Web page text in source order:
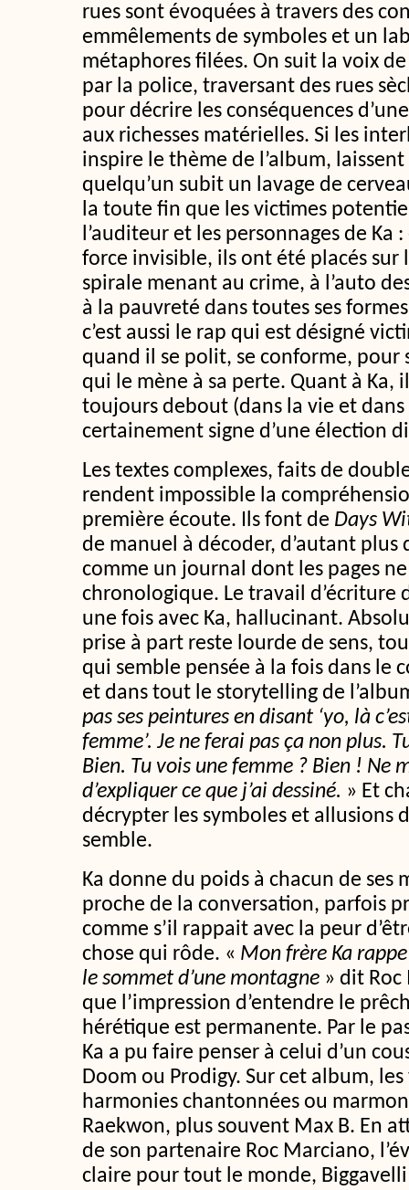
rues sont évoquées à travers des
emmêlements de symboles et un
métaphores filées. On suit la voix
par la police, traversant des rues
pour décrire les conséquences
aux richesses matérielles. Si les
inspire le thème de l’album,
quelqu’un subit un lavage de
la toute fin que les victimes
l’auditeur et les personnages de Ka
force invisible, ils ont été placés sur
spirale menant au crime, à l’auto
à la pauvreté dans toutes ses
c’est aussi le rap qui est désigné
quand il se polit, se conforme, pour
qui le mène à sa perte. Quant à Ka,
toujours debout (dans la vie et dans
certainement signe d’une élection
Les textes complexes, faits de
rendent impossible la
première écoute. Ils font de Days
de manuel à décoder, d’autant plus
comme un journal dont les pages
chronologique. Le travail d’écriture
une fois avec Ka, hallucinant.
prise à part reste lourde de sens,
qui semble pensée à la fois dans le
et dans tout le storytelling de
pas ses peintures en disant ‘yo, là
femme’. Je ne ferai pas ça non plus.
Bien. Tu vois une femme ? Bien ! Ne
d’expliquer ce que j’ai dessiné. » Et
décrypter les symboles et allusions
semble.
Ka donne du poids à chacun de ses
proche de la conversation, parfois
comme s’il rappait avec la peur
chose qui rôde. « Mon frère Ka
le sommet d’une montagne » dit Roc
que l’impression d’entendre le
hérétique est permanente. Par le
Ka a pu faire penser à celui d’un
Doom ou Prodigy. Sur cet album,
harmonies chantonnées ou
Raekwon, plus souvent Max B. En
de son partenaire Roc Marciano,
claire pour tout le monde,